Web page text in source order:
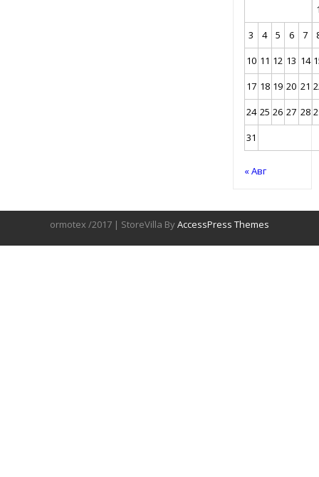
3
4 5 6 7
10 11 12 13 14
17 18 19 20 21
24 25 26 27 28
31
« Авг
ormotex /2017 | StoreVilla ByAccessPress Themes